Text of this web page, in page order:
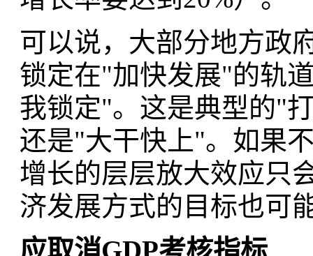
可以说，大部分地方政
锁定在"加快发展"的轨
我锁定"。这是典型的"
还是"大干快上"。如果
增长的层层放大效应只
济发展方式的目标也可